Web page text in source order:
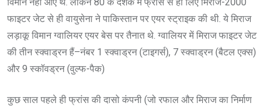
फाइटर जेट से ही वायुसेना ने पाकिस्तान पर एयर स्ट्राइक की थी. ये मिराज
लड़ाकू विमान ग्वालियर एयर बेस पर तैनात थे. ग्वालियर में मिराज फाइटर जेट
की तीन स्क्वाड्रन हैं–नंबर 1 स्क्वाड्रन (टाइगर्स), 7 स्क्वाड्रन (बैटल एक्स)
और 9 स्कॉवड्रन (वुल्फ-पैक)
कुछ साल पहले ही फ्रांस की दासो कंपनी (जो रफाल और मिराज का निर्माण